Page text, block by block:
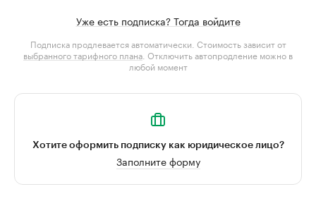
Уже есть подписка? Тогда войдите
Подписка продлевается автоматически. Стоимость зависит от
выбранного тарифного плана . Отключить автопродление можно в
любой момент
Хотите оформить подписку как юридическое лицо?
Заполните форму